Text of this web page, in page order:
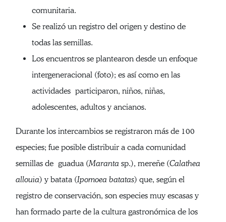
comunitaria.
Se realizó un registro del origen y destino de
todas las semillas.
Los encuentros se plantearon desde un enfoque
intergeneracional (foto); es así como en las
actividades participaron, niños, niñas,
adolescentes, adultos y ancianos.
Durante los intercambios se registraron más de 100
especies; fue posible distribuir a cada comunidad
semillas de guadua (Maranta sp.), mereñe (Calathea
allouia) y batata (Ipomoea batatas) que, según el
registro de conservación, son especies muy escasas y
han formado parte de la cultura gastronómica de los